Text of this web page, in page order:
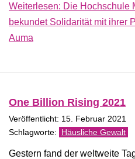
Weiterlesen: Die Hochschule
bekundet Solidarität mit ihrer
Auma
One Billion Rising 2021
Veröffentlicht: 15. Februar 2021
Häusliche Gewalt
Gestern fand der weltweite